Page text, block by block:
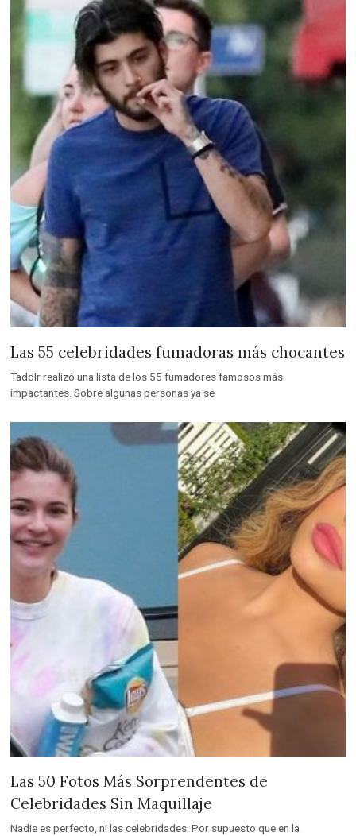
Las 55 celebridades fumadoras más chocantes
Taddlr realizó una lista de los 55 fumadores famosos más
impactantes. Sobre algunas personas ya se
Las 50 Fotos Más Sorprendentes de
Celebridades Sin Maquillaje
Nadie es perfecto, ni las celebridades. Por supuesto que en la